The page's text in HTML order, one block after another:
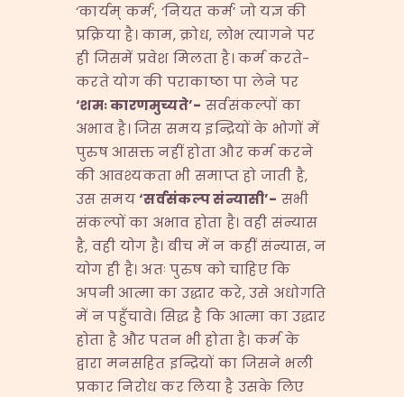
‘कार्यम् कर्म’, ‘नियत कर्म’ जो यज्ञ की
प्रक्रिया है। काम, क्रोध, लोभ त्यागने पर
ही जिसमें प्रवेश मिलता है। कर्म करते-
करते योग की पराकाष्ठा पा लेने पर
‘शमः कारणमुच्यते’- सर्वसंकल्पों का
अभाव है। जिस समय इन्द्रियों के भोगों में
पुरुष आसक्त नहीं होता और कर्म करने
की आवश्यकता भी समाप्त हो जाती है,
उस समय‘सर्वसंकल्प संन्यासी’- सभी
संकल्पों का अभाव होता है। वही संन्यास
है, वही योग है। बीच में न कहीं संन्यास, न
योग ही है। अतः पुरुष को चाहिए कि
अपनी आत्मा का उद्धार करे, उसे अधोगति
में न पहुँचावे। सिद्ध है कि आत्मा का उद्धार
होता है और पतन भी होता है। कर्म के
द्वारा मनसहित इन्द्रियों का जिसने भली
प्रकार निरोध कर लिया है उसके लिए